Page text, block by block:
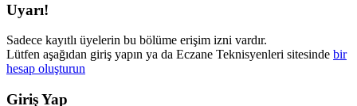
Uyarı!
Sadece kayıtlı üyelerin bu bölüme erişim izni vardır.
Lütfen aşağıdan giriş yapın ya da Eczane Teknisyenleri sitesinde bir
hesap oluşturun
Giriş Yap